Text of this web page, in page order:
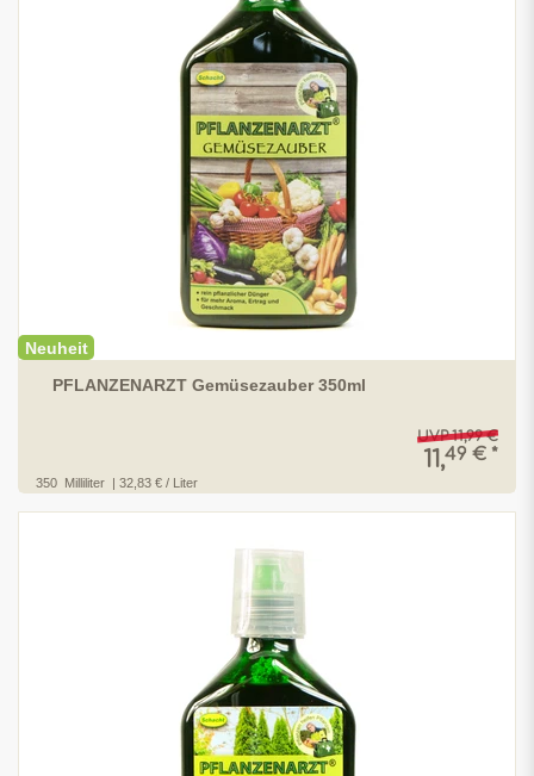
Neuheit
PFLANZENARZT Gemüsezauber 350ml
UVP 11,99 €
11,49 € *
350 Milliliter | 32,83 € / Liter